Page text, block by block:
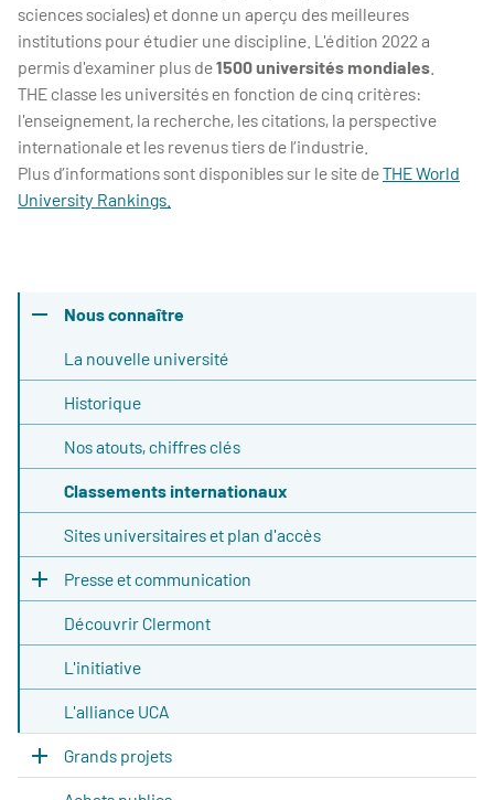
sciences sociales) et donne un aperçu des meilleures
institutions pour étudier une discipline. L'édition 2022 a
permis d'examiner plus de1500 universités mondiales
THE classe les universités en fonction de cinq critères:
l'enseignement, la recherche, les citations, la perspective
internationale et les revenus tiers de l’industrie.
Plus d’informations sont disponibles sur le site deTHE World
University Rankings.
Nous connaître
La nouvelle université
Historique
Nos atouts, chiffres clés
Classements internationaux
Sites universitaires et plan d'accès
Presse et communication
Découvrir Clermont
L'initiative
L'alliance UCA
Grands projets